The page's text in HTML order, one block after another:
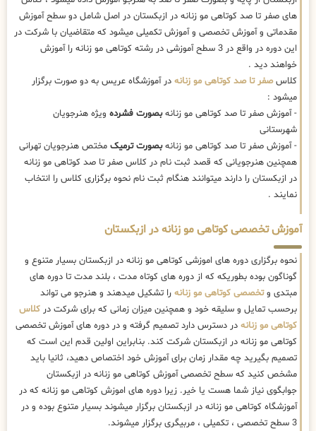
های صفر تا صد کوتاهی مو زنانه در ازبکستان در اصل شامل دو سطح آموزش
مقدماتی و آموزش تخصصی و آموزش تکمیلی میشود که متقاضیان با شرکت در
این دوره در واقع در 3 سطح آموزشی در رشته کوتاهی مو زنانه را آموزش
خواهند دید .
کلاسصفر تا صد کوتاهی مو زنانه در آموزشگاه عریس به دو صورت برگزار
میشود :
- آموزش صفر تا صد کوتاهی مو زنانهبصورت فشرده ویژه هنرجویان
شهرستانی
- آموزش صفر تا صد کوتاهی مو زنانهبصورت ترمیک مختص هنرجویان تهرانی
همچنین هنرجویانی که قصد ثبت نام در کلاس صفر تا صد کوتاهی مو زنانه
در ازبکستان را دارند میتوانند هنگام ثبت نام نحوه برگزاری کلاس را انتخاب
نمایند .
آموزش تخصصی کوتاهی مو زنانه در ازبکستان
نحوه برگزاری دوره های اموزشی کوتاهی مو زنانه در ازبکستان بسیار متنوع و
گوناگون بوده بطوریکه که از دوره های کوتاه مدت ، بلند مدت تا دوره های
مبتدی وتخصصی کوتاهی مو زنانه را تشکیل میدهند و هنرجو می تواند
برحسب تمایل و سلیقه خود و همچنین میزان زمانی که برای شرکت در کلاس
کوتاهی مو زنانه در دسترس دارد تصمیم گرفته و در دوره های آموزش تخصصی
کوتاهی مو زنانه در ازبکستان شرکت کند. بنابراین اولین قدم این است که
تصمیم بگیرید چه مقدار زمان برای آموزش خود اختصاص دهید، ثانیا باید
مشخص کنید که سطح تخصصی آموزش کوتاهی مو زنانه در ازبکستان
جوابگوی نیاز شما هست یا خیر. زیرا دوره های اموزش کوتاهی مو زنانه که در
آموزشگاه کوتاهی مو زنانه در ازبکستان برگزار میشوند بسیار متنوع بوده و در
3 سطح تخصصی ، تکمیلی ، مربیگری برگزار میشوند.